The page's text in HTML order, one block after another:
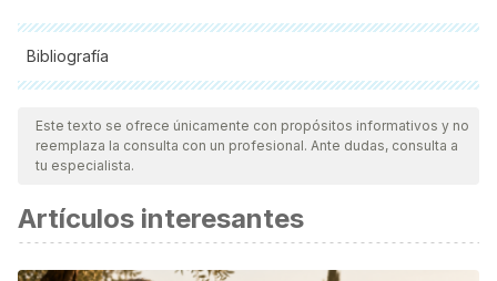
Bibliografía
Todas las fuentes citadas fueron revisadas a profundidad por
nuestro equipo, para asegurar su calidad, confiabilidad,
vigencia y validez.La bibliografía de este artículo fue
científica.
Wikipedia, la enciclopedia libre. (Consulta 2018). TIZA.
Este texto se ofrece únicamente con propósitos informativos y no
reemplaza la consulta con un profesional. Ante dudas, consulta a
tu especialista.
Artículos interesantes